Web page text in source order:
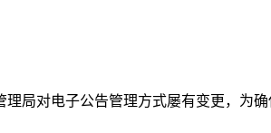
理局对电子公告管理方式屡有变更，为